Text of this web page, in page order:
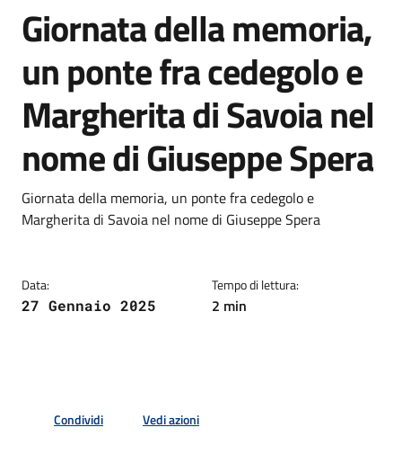
Giornata della memoria,
un ponte fra cedegolo e
Margherita di Savoia nel
nome di Giuseppe Spera
Dettagli della notizia
Giornata della memoria, un ponte fra cedegolo e
Margherita di Savoia nel nome di Giuseppe Spera
Data:
27 Gennaio 2025
Tempo di lettura:
2 min
Condividi Vedi azioni